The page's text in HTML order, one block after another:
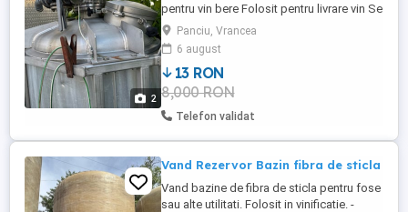
2
pentru vin bere Folosit pentru livrare vin Se
pot ridica din Jud Vrancea sau transport
contra cost. Mai multe detalii la telefon
afisat.
Panciu, Vrancea
6 august
13 RON
8,000 RON
Telefon validat
Vand Rezervor Bazin fibra de sticla
Vand bazine de fibra de sticla pentru fose
sau alte utilitati. Folosit in vinificatie. -